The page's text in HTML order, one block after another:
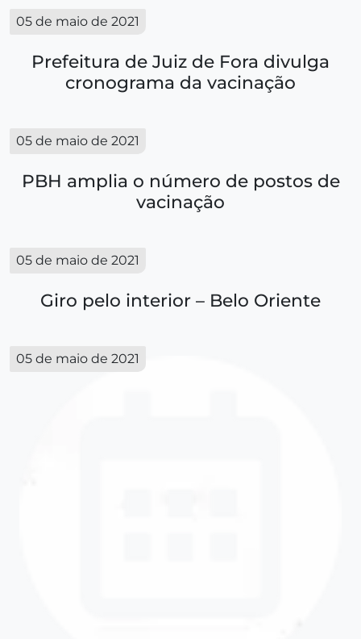
05 de maio de 2021
Prefeitura de Juiz de Fora divulga
cronograma da vacinação
05 de maio de 2021
PBH amplia o número de postos de
vacinação
05 de maio de 2021
Giro pelo interior – Belo Oriente
05 de maio de 2021